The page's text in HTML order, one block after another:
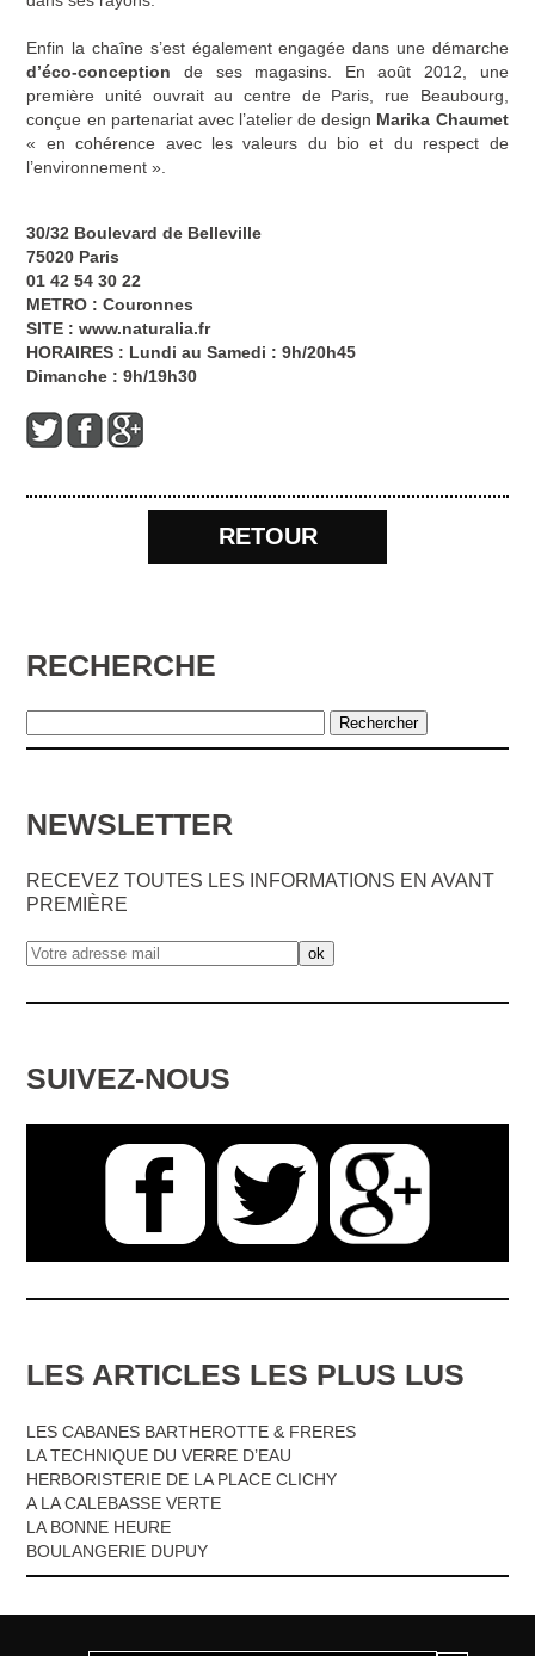
Enfin la chaîne s’est également engagée dans une démarche
d’éco-conceptionde ses magasins. En août 2012, une
première unité ouvrait au centre de Paris, rue Beaubourg,
conçue en partenariat avec l’atelier de design Marika Chaumet
« en cohérence avec les valeurs du bio et du respect de
l’environnement ».
30/32 Boulevard de Belleville
75020 Paris
01 42 54 30 22
METRO : Couronnes
SITE :www.naturalia.fr
HORAIRES : Lundi au Samedi : 9h/20h45
Dimanche : 9h/19h30
RETOUR
RECHERCHE
NEWSLETTER
RECEVEZ TOUTES LES INFORMATIONS EN AVANT
PREMIÈRE
SUIVEZ-NOUS
LES ARTICLES LES PLUS LUS
LES CABANES BARTHEROTTE & FRERES
LA TECHNIQUE DU VERRE D’EAU
HERBORISTERIE DE LA PLACE CLICHY
A LA CALEBASSE VERTE
LA BONNE HEURE
BOULANGERIE DUPUY